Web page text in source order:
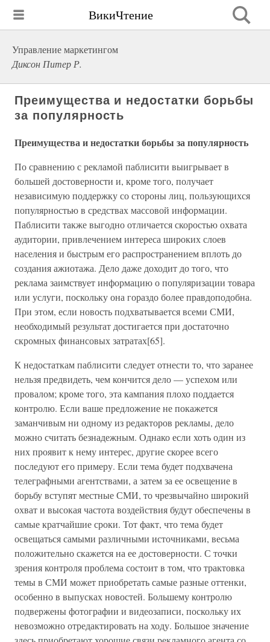
ВикиЧтение
Управление маркетингом
Диксон Питер Р.
Преимущества и недостатки борьбы
за популярность
Преимущества и недостатки борьбы за популярность
По сравнению с рекламой паблисити выигрывает в
большей достоверности и, кроме того, получает
независимую поддержку со стороны лиц, пользующихся
популярностью в средствах массовой информации.
Паблисити также выгодно отличается скоростью охвата
аудитории, привлечением интереса широких слоев
населения и быстрым его распространением вплоть до
создания ажиотажа. Дело даже доходит до того, что
реклама заимствует информацию о популяризации товара
или услуги, поскольку она гораздо более правдоподобна.
При этом, если новость подхватывается всеми СМИ,
необходимый результат достигается при достаточно
скромных финансовых затратах[65].
К недостаткам паблисити следует отнести то, что заранее
нельзя предвидеть, чем кончится дело — успехом или
провалом; кроме того, эта кампания плохо поддается
контролю. Если ваше предложение не покажется
заманчивым ни одному из редакторов рекламы, дело
можно считать безнадежным. Однако если хоть один из
них проявит к нему интерес, другие скорее всего
последуют его примеру. Если тема будет подхвачена
телеграфными агентствами, а затем за ее освещение в
борьбу вступят местные СМИ, то чрезвычайно широкий
охват и высокая частота воздействия будут обеспечены в
самые кратчайшие сроки. Тот факт, что тема будет
освещаться самыми различными источниками, весьма
положительно скажется на ее достоверности. С точки
зрения контроля проблема состоит в том, что трактовка
темы в СМИ может приобретать самые разные оттенки,
особенно в выпусках новостей. Большему контролю
подвержены фотографии и видеозаписи, поскольку их
невозможно отредактировать на ходу. Большое значение